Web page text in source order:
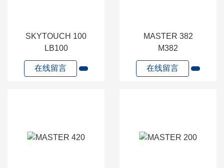
SKYTOUCH 100
LB100
在线留言
MASTER 382
M382
在线留言